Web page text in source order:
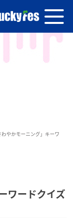
わやかモーニング」キーワ
ワードクイズ